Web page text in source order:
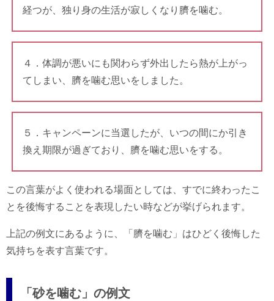
経つが、独り身の生活が寂しくなり臍を噛む。
４．体調が悪いにも関わらず外出したら熱が上がっ
てしまい、臍を噛む思いをしました。
５．キャンペーンに当選したが、いつの間にか引き
換え期限が過ぎており、臍を噛む思いをする。
この言葉がよく使われる場面としては、すでに終わったこ
とを後悔することを表現したい時などが挙げられます。
上記の例文にあるように、「臍を噛む」はひどく後悔した
気持ちを表す言葉です。
「砂を噛む」の例文